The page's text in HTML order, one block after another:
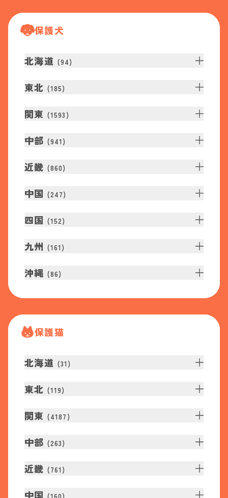
保護犬
北海道 (94)
東北 (185)
関東 (1593 )
中部 (941 )
近畿 (860)
中国 (247)
四国 (152)
九州 (161 )
沖縄 (86)
保護猫
北海道 (31 )
東北 (119)
関東 (4187 )
中部 (263)
近畿 (761 )
中国